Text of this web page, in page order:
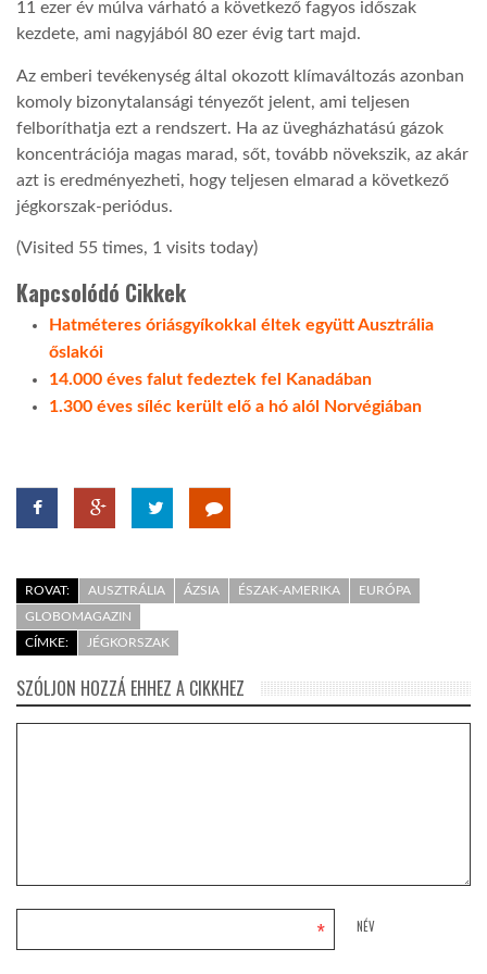
11 ezer év múlva várható a következő fagyos időszak
kezdete, ami nagyjából 80 ezer évig tart majd.
Az emberi tevékenység által okozott klímaváltozás azonban
komoly bizonytalansági tényezőt jelent, ami teljesen
felboríthatja ezt a rendszert. Ha az üvegházhatású gázok
koncentrációja magas marad, sőt, tovább növekszik, az akár
azt is eredményezheti, hogy teljesen elmarad a következő
jégkorszak-periódus.
(Visited 55 times, 1 visits today)
Kapcsolódó Cikkek
Hatméteres óriásgyíkokkal éltek együtt Ausztrália
őslakói
14.000 éves falut fedeztek fel Kanadában
1.300 éves síléc került elő a hó alól Norvégiában
ROVAT: AUSZTRÁLIA ÁZSIA ÉSZAK-AMERIKA
EURÓPA
GLOBOMAGAZIN
CÍMKE:
JÉGKORSZAK
SZÓLJON HOZZÁ EHHEZ A CIKKHEZ
NÉV
*